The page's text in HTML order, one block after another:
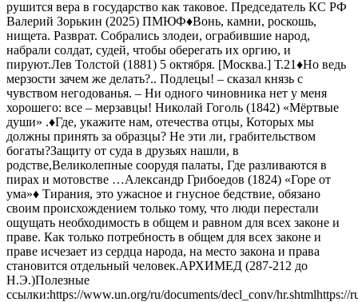
рушится вера в государство как таковое. Председатель КС РФ
Валерий Зорькин (2025) ПМЮФ♦️Вонь, камни, роскошь,
нищета. Разврат. Собрались злодеи, ограбившие народ,
набрали солдат, судей, чтобы оберегать их оргию, и
пируют.Лев Толстой (1881) 5 октября. [Москва.] Т.21♦️Но ведь
мерзости зачем же делать?.. Подлецы! – сказал князь с
чувством негодованья. – Ни одного чиновника нет у меня
хорошего: все – мерзавцы! Николай Гоголь (1842) «Мёртвые
души» .♦️Где, укажите нам, отечества отцы, Которых мы
должны принять за образцы? Не эти ли, грабительством
богаты?Защиту от суда в друзьях нашли, в
родстве,Великолепные соорудя палаты, Где разливаются в
пирах и мотовстве …Александр Грибоедов (1824) «Горе от
ума»♦️ Тирания, это ужасное и гнусное бедствие, обязано
своим происхождением только тому, что люди перестали
ощущать необходимость в общем и равном для всех законе и
праве. Как только потребность в общем для всех законе и
праве исчезает из сердца народа, на место закона и права
становится отдельный человек.АРХИМЕД (287-212 до
Н.Э.)Полезные
ссылки:https://www.un.org/ru/documents/decl_conv/hr.shtmlhttps://